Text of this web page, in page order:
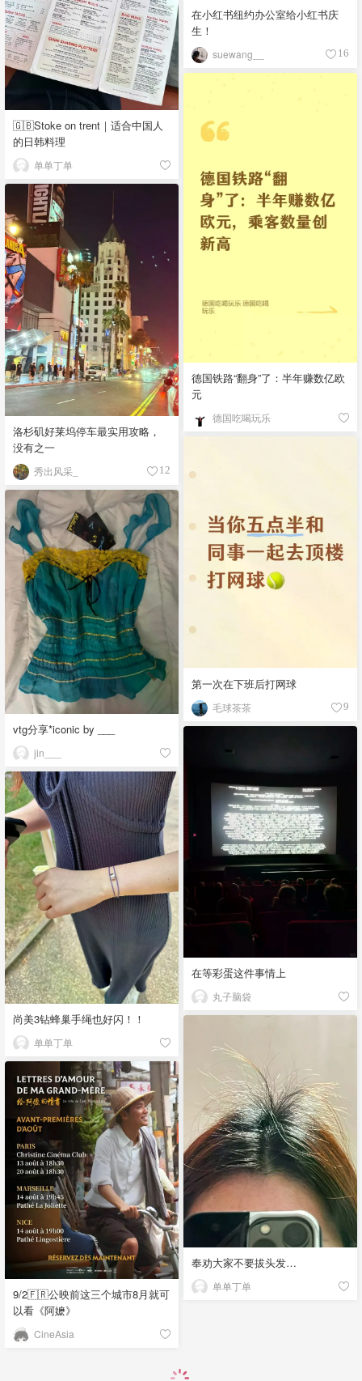
在小红书纽约办公室给小红书庆
生！
suewang__ 16
🇬🇧Stoke on trent｜适合中国人
的日韩料理
单单丁单
德国铁路“翻身”了：半年赚数亿欧
元
德国吃喝玩乐
洛杉矶好莱坞停车最实用攻略，
没有之一
秀出风采_ 12
第一次在下班后打网球
毛球茶茶 9
vtg分享*iconic by ___
jin___
在等彩蛋这件事情上
丸子脑袋
尚美3钻蜂巢手绳也好闪！！
单单丁单
奉劝大家不要拔头发…
单单丁单
9/2🇫🇷公映前这三个城市8月就可
以看《阿嬷》
CineAsia